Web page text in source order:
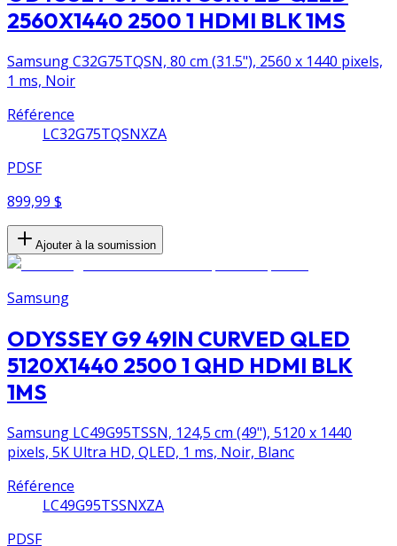
2560X1440 2500 1 HDMI BLK 1MS
Samsung C32G75TQSN, 80 cm (31.5"), 2560 x 1440 pixels,
1 ms, Noir
Référence
LC32G75TQSNXZA
PDSF
899,99 $
Ajouter à la soumission
Samsung
ODYSSEY G9 49IN CURVED QLED
5120X1440 2500 1 QHD HDMI BLK
1MS
Samsung LC49G95TSSN, 124,5 cm (49"), 5120 x 1440
pixels, 5K Ultra HD, QLED, 1 ms, Noir, Blanc
Référence
LC49G95TSSNXZA
PDSF